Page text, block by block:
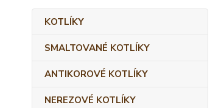
KOTLÍKY
SMALTOVANÉ KOTLÍKY
ANTIKOROVÉ KOTLÍKY
NEREZOVÉ KOTLÍKY